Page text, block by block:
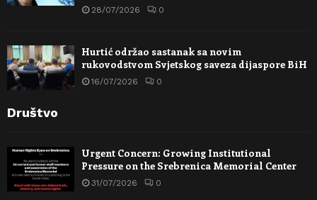
28/07/2026 0
Hurtić održao sastanak sa novim
rukovodstvom Svjetskog saveza dijaspore BiH
16/07/2026 0
Društvo
Urgent Concern: Growing Institutional
Pressure on the Srebrenica Memorial Center
31/07/2026 0